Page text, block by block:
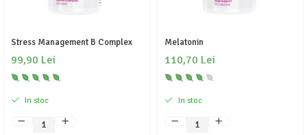
Stress Management B Complex
99,90 Lei
In stoc
Melatonin
110,70 Lei
In stoc